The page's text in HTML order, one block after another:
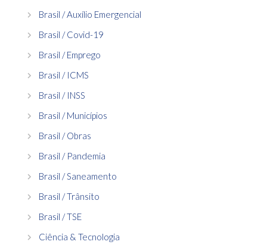
Brasil / Auxílio Emergencial
Brasil / Covid-19
Brasil / Emprego
Brasil / ICMS
Brasil / INSS
Brasil / Municípios
Brasil / Obras
Brasil / Pandemia
Brasil / Saneamento
Brasil / Trânsito
Brasil / TSE
Ciência & Tecnologia